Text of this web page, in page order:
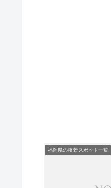
福岡県の夜景スポット一覧